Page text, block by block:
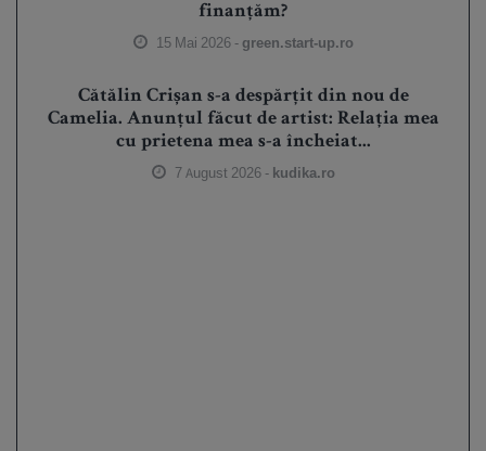
finanțăm?
15 Mai 2026 - green.start-up.ro
Cătălin Crișan s-a despărțit din nou de
Camelia. Anunțul făcut de artist: Relația mea
cu prietena mea s-a încheiat...
7 August 2026 - kudika.ro